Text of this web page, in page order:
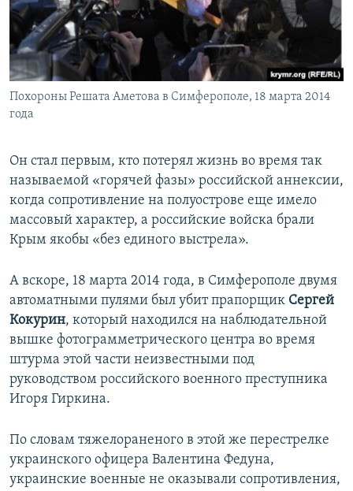
Похороны Решата Аметова в Симферополе, 18 марта 2014
года
Он стал первым, кто потерял жизнь во время так
называемой «горячей фазы» российской аннексии,
когда сопротивление на полуострове еще имело
массовый характер, а российские войска брали
Крым якобы «без единого выстрела».
А вскоре, 18 марта 2014 года, в Симферополе двумя
автоматными пулями был убит прапорщик Сергей
Кокурин, который находился на наблюдательной
вышке фотограмметрического центра во время
штурма этой части неизвестными под
руководством российского военного преступника
Игоря Гиркина.
По словам тяжелораненого в этой же перестрелке
украинского офицера Валентина Федуна,
украинские военные не оказывали сопротивления,